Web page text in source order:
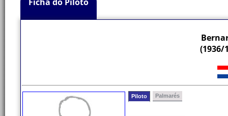
(1936/
Piloto Palmarés